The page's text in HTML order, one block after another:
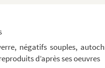
Georges Maron...
Maroniez.
négatifs souples,
d’après ses oeuvres